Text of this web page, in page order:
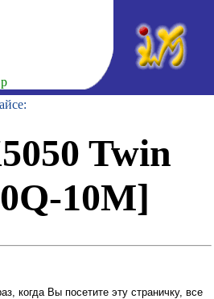
Twin
10M]
когда Вы посетите эту страничку, все